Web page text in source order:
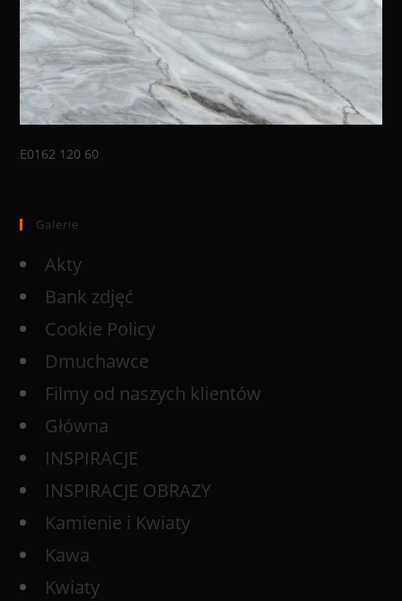
E0162 120 60
Galerie
Akty
Bank zdjęć
Cookie Policy
Dmuchawce
Filmy od naszych klientów
Główna
INSPIRACJE
INSPIRACJE OBRAZY
Kamienie i Kwiaty
Kawa
Kwiaty